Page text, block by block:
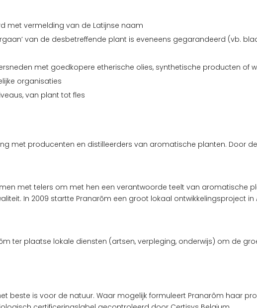
met vermelding van de Latijnse naam
van de desbetreffende plant is eveneens gegarandeerd (vb.
met goedkopere etherische olies, synthetische producten of
organisaties
van plant tot fles
met producenten en distilleerders van aromatische planten. Door
met telers om met hen een verantwoorde teelt van aromatische
In 2009 startte Pranarōm een ​​groot lokaal ontwikkelingsproject
ter plaatse lokale diensten (artsen, verpleging, onderwijs) om de
beste is voor de natuur. Waar mogelijk formuleert Pranarôm haar